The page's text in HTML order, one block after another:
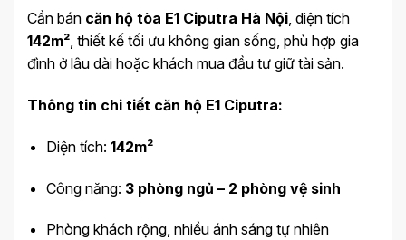
Cần bán căn hộ tòa E1 Ciputra Hà Nội, diện tích
142m², thiết kế tối ưu không gian sống, phù hợp gia
đình ở lâu dài hoặc khách mua đầu tư giữ tài sản.
Thông tin chi tiết căn hộ E1 Ciputra:
Diện tích: 142m²
Công năng: 3 phòng ngủ – 2 phòng vệ sinh
Phòng khách rộng, nhiều ánh sáng tự nhiên